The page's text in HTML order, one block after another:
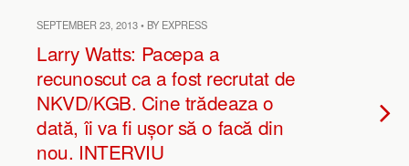
SEPTEMBER 23, 2013 • BY EXPRESS
Larry Watts: Pacepa a
recunoscut ca a fost recrutat de
NKVD/KGB. Cine trădeaza o
dată, îi va fi ușor să o facă din
nou. INTERVIU